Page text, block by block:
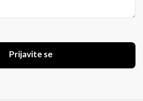
Prijavite se